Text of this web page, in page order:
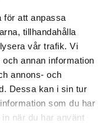
för att anpassa
tillhandahålla
vår trafik. Vi
annan information
annons- och
Dessa kan i sin tur
som du har
när du har använt
eller något
av att ordna
ordningar.